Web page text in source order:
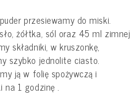
przesiewamy do miski.
żółtka, sól oraz 45 ml zimnej
składniki, w kruszonkę,
szybko jednolite ciasto.
ją w folię spożywczą i
na 1 godzinę .